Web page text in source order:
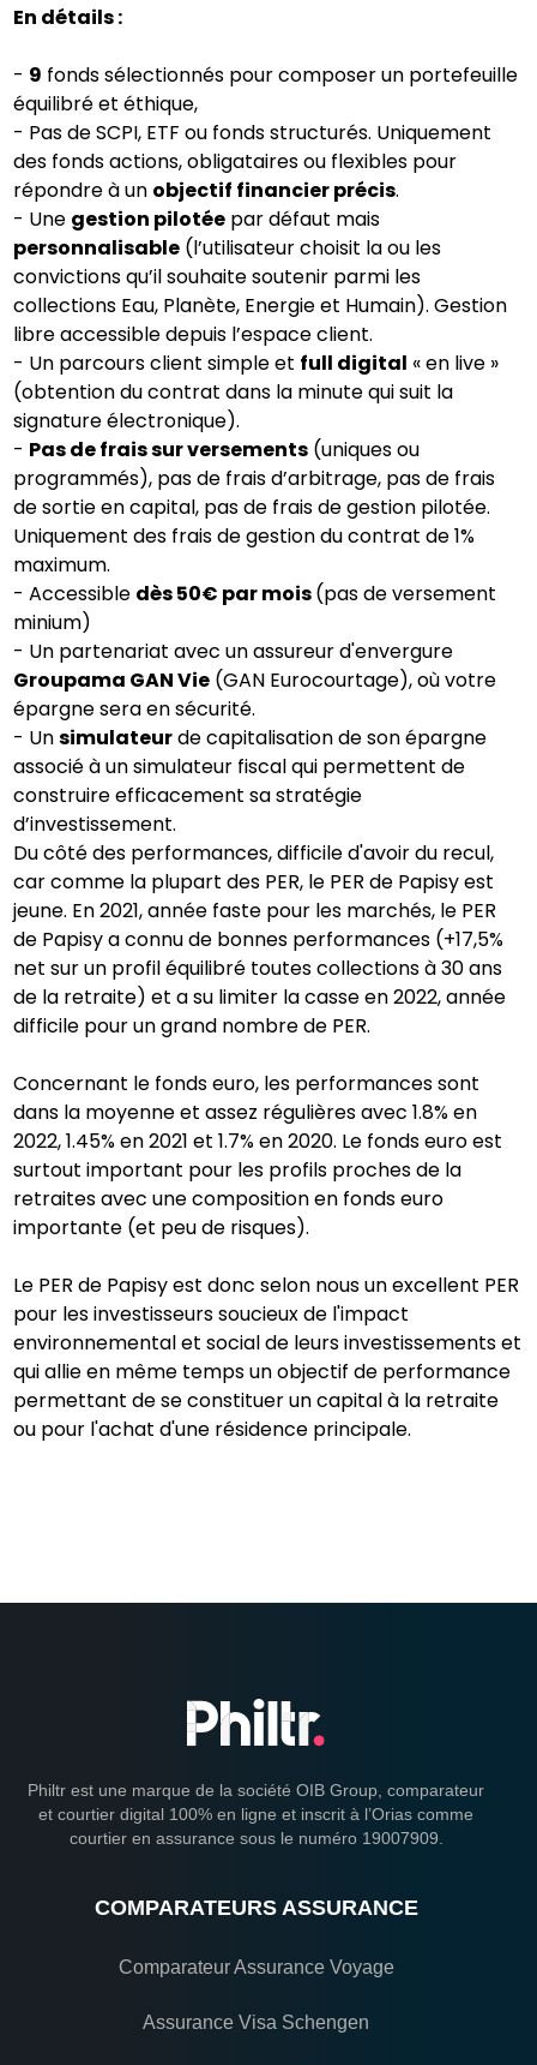
En détails :
- 9 fonds sélectionnés pour composer un portefeuille
équilibré et éthique,
- Pas de SCPI, ETF ou fonds structurés. Uniquement
des fonds actions, obligataires ou flexibles pour
répondre à un objectif financier précis.
- Une gestion pilotée par défaut mais
personnalisable (l’utilisateur choisit la ou les
convictions qu’il souhaite soutenir parmi les
collections Eau, Planète, Energie et Humain). Gestion
libre accessible depuis l’espace client.
- Un parcours client simple et full digital « en live »
(obtention du contrat dans la minute qui suit la
signature électronique).
- Pas de frais sur versements (uniques ou
programmés), pas de frais d’arbitrage, pas de frais
de sortie en capital, pas de frais de gestion pilotée.
Uniquement des frais de gestion du contrat de 1%
maximum.
- Accessible dès 50€ par mois(pas de versement
minium)
- Un partenariat avec un assureur d'envergure
Groupama GAN Vie (GAN Eurocourtage), où votre
épargne sera en sécurité.
- Unsimulateurde capitalisation de son épargne
associé à un simulateur fiscal qui permettent de
construire efficacement sa stratégie
d’investissement.
Du côté des performances, difficile d'avoir du recul,
car comme la plupart des PER, le PER de Papisy est
jeune. En 2021, année faste pour les marchés, le PER
de Papisy a connu de bonnes performances (+17,5%
net sur un profil équilibré toutes collections à 30 ans
de la retraite) et a su limiter la casse en 2022, année
difficile pour un grand nombre de PER.
Concernant le fonds euro, les performances sont
dans la moyenne et assez régulières avec 1.8% en
2022, 1.45% en 2021 et 1.7% en 2020. Le fonds euro est
surtout important pour les profils proches de la
retraites avec une composition en fonds euro
importante (et peu de risques).
Le PER de Papisy est donc selon nous un excellent PER
pour les investisseurs soucieux de l'impact
environnemental et social de leurs investissements et
qui allie en même temps un objectif de performance
permettant de se constituer un capital à la retraite
ou pour l'achat d'une résidence principale.
Philtr est une marque de la société OIB Group, comparateur
et courtier digital 100% en ligne et inscrit à l’Orias comme
courtier en assurance sous le numéro 19007909.
COMPARATEURS ASSURANCE
Comparateur Assurance Voyage
Assurance Visa Schengen